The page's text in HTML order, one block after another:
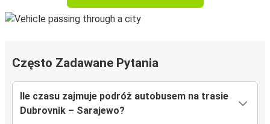
Często Zadawane Pytania
Ile czasu zajmuje podróż autobusem na trasie
Dubrovnik – Sarajewo?